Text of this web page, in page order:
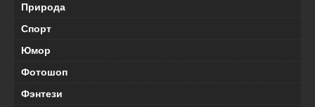
Природа
Спорт
Юмор
Фотошоп
Фэнтези